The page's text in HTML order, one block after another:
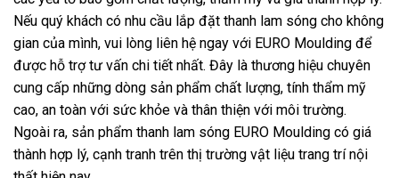
Nếu quý khách có nhu cầu lắp đặt thanh lam sóng cho không
gian của mình, vui lòng liên hệ ngay với EURO Moulding để
được hỗ trợ tư vấn chi tiết nhất. Đây là thương hiệu chuyên
cung cấp những dòng sản phẩm chất lượng, tính thẩm mỹ
cao, an toàn với sức khỏe và thân thiện với môi trường.
Ngoài ra, sản phẩm thanh lam sóng EURO Moulding có giá
thành hợp lý, cạnh tranh trên thị trường vật liệu trang trí nội